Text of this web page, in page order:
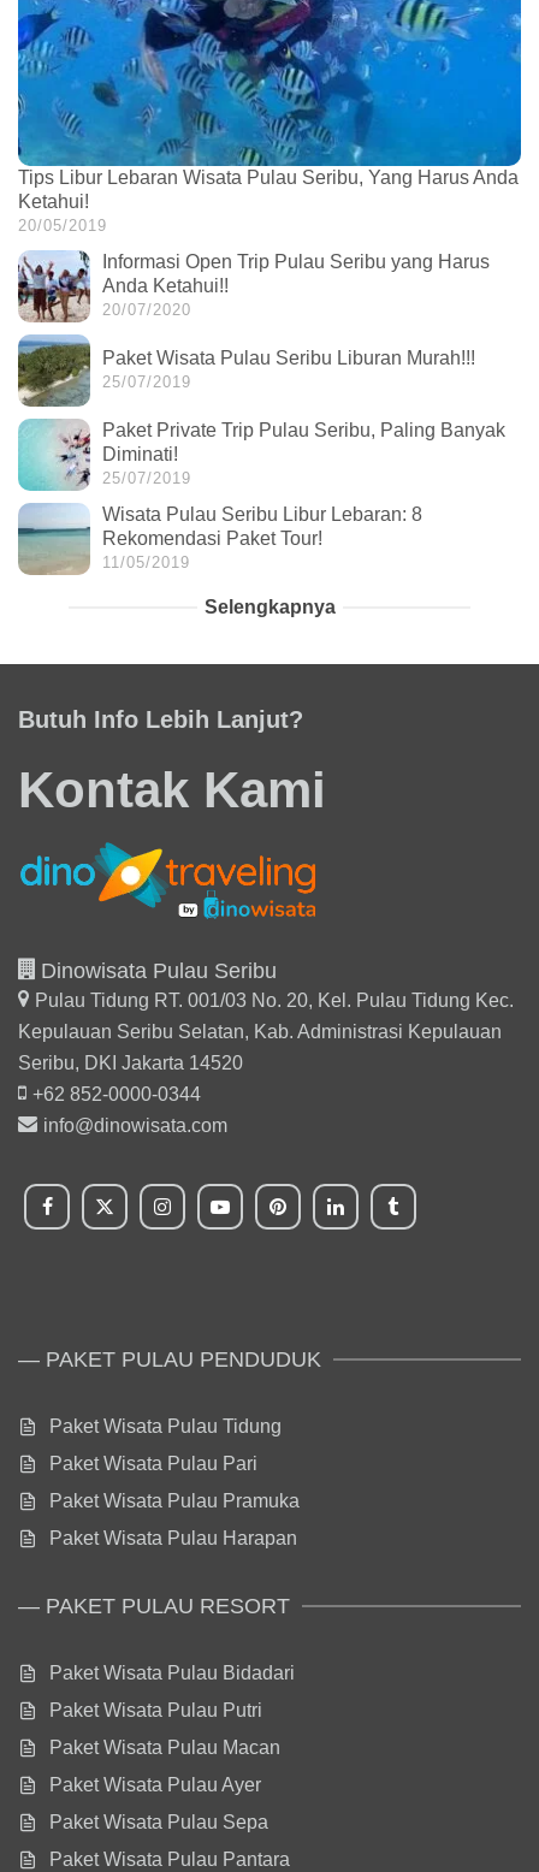
Tips Libur Lebaran Wisata Pulau Seribu, Yang Harus Anda
Ketahui!
20/05/2019
Informasi Open Trip Pulau Seribu yang Harus
Anda Ketahui!!
20/07/2020
Paket Wisata Pulau Seribu Liburan Murah!!!
25/07/2019
Paket Private Trip Pulau Seribu, Paling Banyak
Diminati!
25/07/2019
Wisata Pulau Seribu Libur Lebaran: 8
Rekomendasi Paket Tour!
11/05/2019
Selengkapnya
Butuh Info Lebih Lanjut?
Kontak Kami
Dinowisata Pulau Seribu
Pulau Tidung RT. 001/03 No. 20, Kel. Pulau Tidung Kec.
Kepulauan Seribu Selatan, Kab. Administrasi Kepulauan
Seribu, DKI Jakarta 14520
+62 852-0000-0344
info@dinowisata.com
— PAKET PULAU PENDUDUK
Paket Wisata Pulau Tidung
Paket Wisata Pulau Pari
Paket Wisata Pulau Pramuka
Paket Wisata Pulau Harapan
— PAKET PULAU RESORT
Paket Wisata Pulau Bidadari
Paket Wisata Pulau Putri
Paket Wisata Pulau Macan
Paket Wisata Pulau Ayer
Paket Wisata Pulau Sepa
Paket Wisata Pulau Pantara